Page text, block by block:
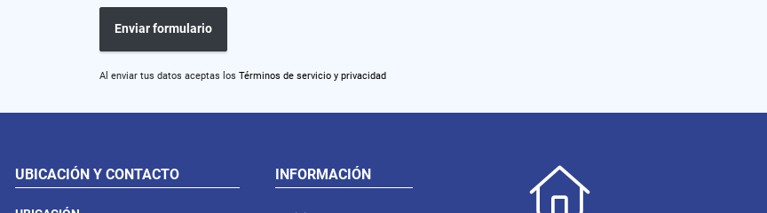
Enviar formulario
Al enviar tus datos aceptas los Términos de servicio y privacidad
UBICACIÓN Y CONTACTO INFORMACIÓN